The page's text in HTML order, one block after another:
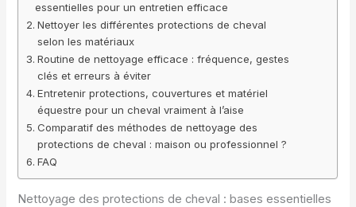
essentielles pour un entretien efficace
Nettoyer les différentes protections de cheval
selon les matériaux
Routine de nettoyage efficace : fréquence, gestes
clés et erreurs à éviter
Entretenir protections, couvertures et matériel
équestre pour un cheval vraiment à l’aise
Comparatif des méthodes de nettoyage des
protections de cheval : maison ou professionnel ?
FAQ
Nettoyage des protections de cheval : bases essentielles